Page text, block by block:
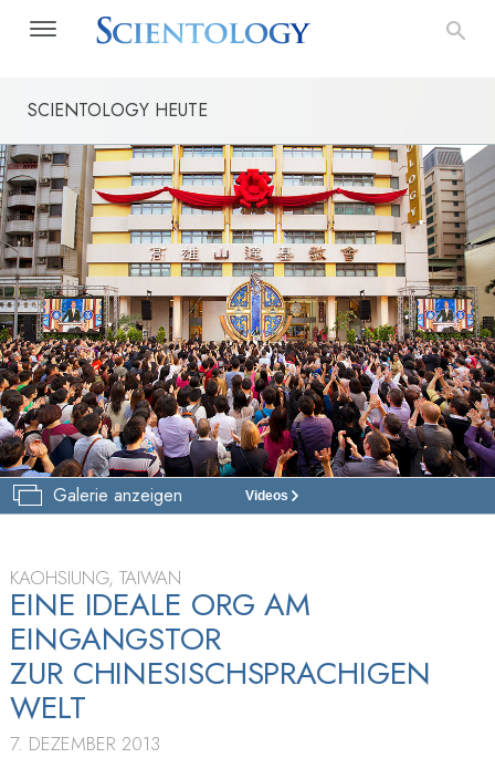
SCIENTOLOGY HEUTE
Galerie anzeigen Videos
SCIENTOLOGY
KAOHSIUNG, TAIWAN
EINE IDEALE ORG AM
EINGANGSTOR
ZUR CHINESISCHSPRACHIGEN
WELT
7. DEZEMBER 2013